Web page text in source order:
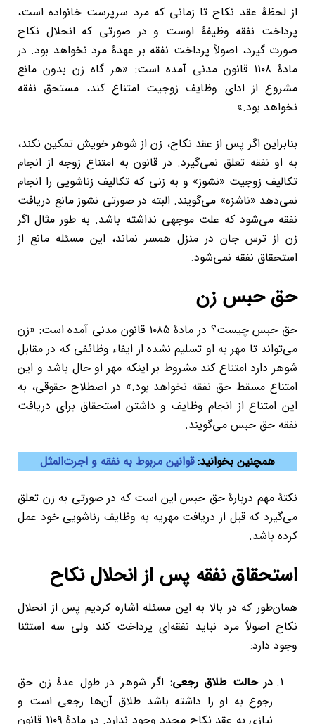
از لحظۀ عقد نکاح تا زمانی که مرد سرپرست خانواده است،
پرداخت نفقه وظیفۀ اوست و در صورتی که انحلال نکاح
صورت گیرد، اصولاً پرداخت نفقه بر عهدۀ مرد نخواهد بود. در
مادۀ ۱۱۰۸ قانون مدنی آمده است: «هر گاه زن بدون مانع
مشروع از ادای وظایف زوجیت امتناع کند، مستحق نفقه
نخواهد بود.»
بنابراین اگر پس از عقد نکاح، زن از شوهر خویش تمکین نکند،
به او نفقه تعلق نمی‌گیرد. در قانون به امتناع زوجه از انجام
تکالیف زوجیت «نشوز» و به زنی که تکالیف زناشویی را انجام
نمی‌دهد «ناشزه» می‌گویند. البته در صورتی نشوز مانع دریافت
نفقه می‌شود که علت موجهی نداشته باشد. به طور مثال اگر
زن از ترس جان در منزل همسر نماند، این مسئله مانع از
استحقاق نفقه نمی‌شود.
حق حبس زن
حق حبس چیست؟ در مادۀ ۱۰۸۵ قانون مدنی آمده است: «زن
می‌تواند تا مهر به او تسلیم نشده از ایفاء وظائفی که در مقابل
شوهر دارد امتناع کند مشروط بر اینکه مهر او حال باشد و این
امتناع ‌مسقط حق نفقه نخواهد بود.» در اصطلاح حقوقی، به
این امتناع از انجام وظایف و داشتن استحقاق برای دریافت
نفقه حق حبس می‌گویند.
همچنین بخوانید:قوانین مربوط به نفقه و اجرت‌المثل
نکتۀ مهم دربارۀ حق حبس این است که در صورتی به زن تعلق
می‌گیرد که قبل از دریافت مهریه به وظایف زناشویی خود عمل
کرده باشد.
استحقاق نفقه پس از انحلال نکاح
همان‌طور که در بالا به این مسئله اشاره کردیم پس از انحلال
نکاح اصولاً مرد نباید نفقه‌ای پرداخت کند ولی سه استثنا
وجود دارد:
در حالت طلاق رجعی: اگر شوهر در طول عدۀ زن حق
رجوع به او را داشته باشد طلاق آن‌ها رجعی است و
نیازی به عقد نکاح مجدد وجود ندارد. در مادۀ ۱۱۰۹ قانون